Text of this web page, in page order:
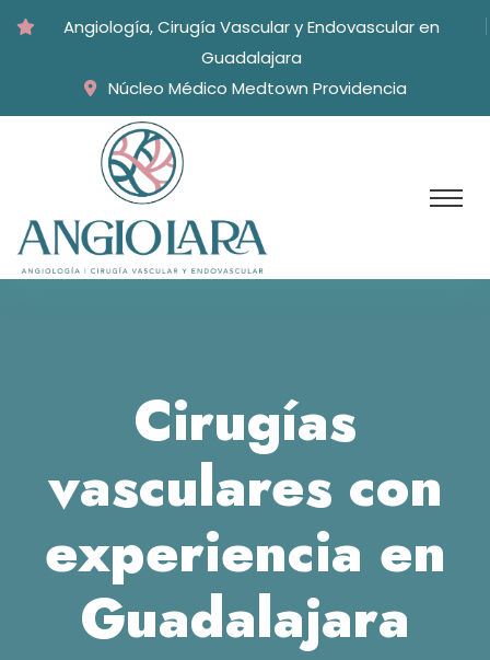
Angiología, Cirugía Vascular y Endovascular en
Guadalajara
Núcleo Médico Medtown Providencia
Cirugías
vasculares con
experiencia en
Guadalajara